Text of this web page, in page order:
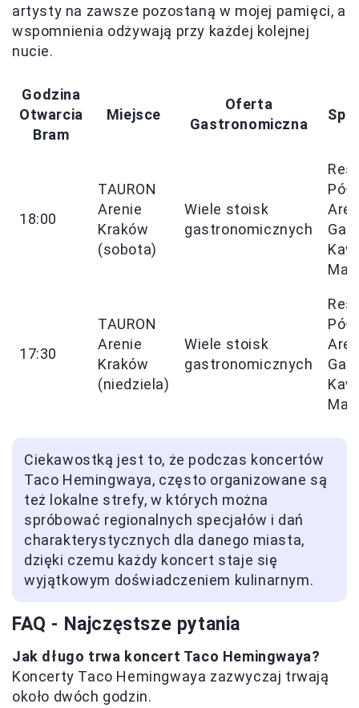
artysty na zawsze pozostaną w mojej pamięci, a
wspomnienia odżywają przy każdej kolejnej
nucie.
Godzina
Otwarcia
Bram
Miejsce
Oferta
Gastronomiczna
18:00
TAURON
Arenie
Kraków
(sobota)
Wiele stoisk
gastronomicznych
17:30
TAURON
Arenie
Kraków
(niedziela)
Wiele stoisk
gastronomicznych
Ciekawostką jest to, że podczas koncertów
Taco Hemingwaya, często organizowane są
też lokalne strefy, w których można
spróbować regionalnych specjałów i dań
charakterystycznych dla danego miasta,
dzięki czemu każdy koncert staje się
wyjątkowym doświadczeniem kulinarnym.
FAQ - Najczęstsze pytania
Jak długo trwa koncert Taco Hemingwaya?
Koncerty Taco Hemingwaya zazwyczaj trwają
około dwóch godzin.